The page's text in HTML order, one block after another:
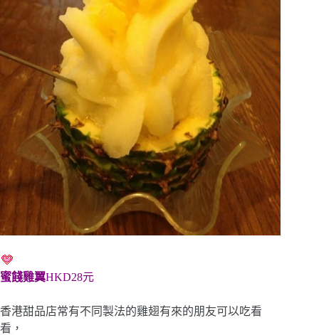
蜜餞雞翼HKD28元
香港甜品店常有不同製法的雞翅有來的朋友可以吃看
看，